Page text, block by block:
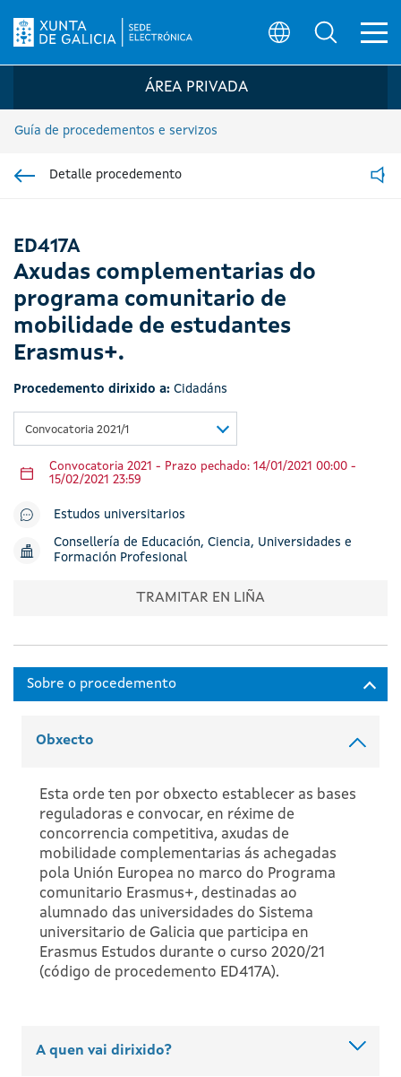
Logo da Sede electrónica da Xunta de
ÁREA PRIVADA
Guía de procedementos e servizos
Detalle procedemento
ED417A
Axudas complementarias do
programa comunitario de
mobilidade de estudantes
Erasmus+.
Procedemento dirixido a: Cidadáns
Convocatoria 2021/1
Convocatoria 2021 - Prazo pechado: 14/01/2021 00:00 -
15/02/2021 23:59
Estudos universitarios
Consellería de Educación, Ciencia, Universidades e
Formación Profesional
TRAMITAR EN LIÑA
Obxecto
Esta orde ten por obxecto establecer as bases
reguladoras e convocar, en réxime de
concorrencia competitiva, axudas de
mobilidade complementarias ás achegadas
pola Unión Europea no marco do Programa
comunitario Erasmus+, destinadas ao
alumnado das universidades do Sistema
universitario de Galicia que participa en
Erasmus Estudos durante o curso 2020/21
(código de procedemento ED417A).
A quen vai dirixido?